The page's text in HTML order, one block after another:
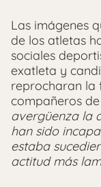
Las imágenes
de los atletas
sociales
exatleta y
reprocharan la
compañeros
avergüenza la
han sido
estaba
actitud más